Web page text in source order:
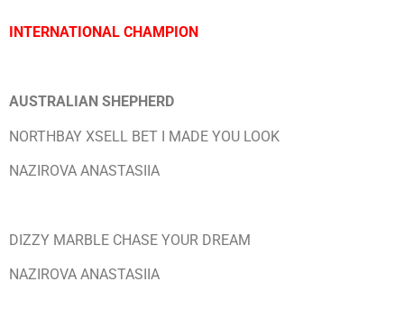
INTERNATIONAL CHAMPION
AUSTRALIAN SHEPHERD
NORTHBAY XSELL BET I MADE YOU LOOK
NAZIROVA ANASTASIIA
DIZZY MARBLE CHASE YOUR DREAM
NAZIROVA ANASTASIIA